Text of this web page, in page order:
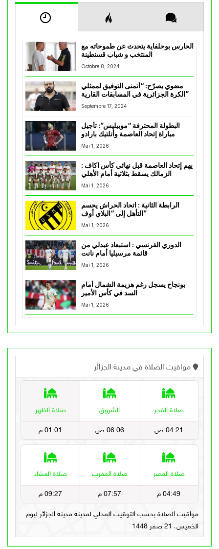
الحارس بوحلفاية يتحدث عن طموحاته مع
المنتخب و شباب قسنطينة
Octobre 8, 2024
مضوي يصرّح: “أتمنى التوفيق لممثلي
الكرة الجزائرية في المسابقات القارية”
Septembre 17, 2024
البطولة المحترفة “موبيليس”: تأجيل
مباراة إتحاد العاصمة وأتلتيك بارادو
Mai 1, 2026
يهم إتحاد العاصمة قبل نهائي كأس اكاف :
Mai 1, 2026
الرابطة الثانية : اتحاد الحراش يحسم
التأهل إلى “البلاي أوف”
Mai 1, 2026
الدوري الفرنسي : استبعاد عبدلي من
قائمة مرسيليا أمام نانت
Mai 1, 2026
بونجاح يسجل رغم هزيمة الشمال أمام
السد في كأس الأمير
Mai 1, 2026